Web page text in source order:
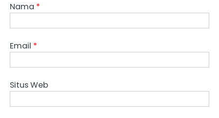
Nama *
Email *
Situs Web